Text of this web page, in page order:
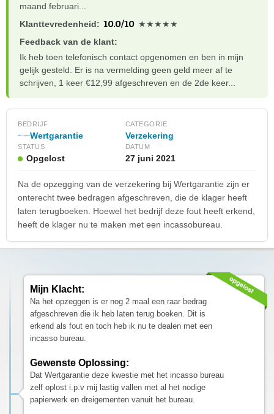
maand februari...
Klanttevredenheid: 10.0/10 ★★★★★
Feedback van de klant:
Ik heb toen telefonisch contact opgenomen en ben in mijn
gelijk gesteld. Er is na vermelding geen geld meer af te
schrijven, 1 keer €12,99 afgeschreven en de 2de keer...
BEDRIJF
Wertgarantie
CATEGORIE
Verzekering
STATUS
Opgelost
DATUM
27 juni 2021
Na de opzegging van de verzekering bij Wertgarantie zijn er
onterecht twee bedragen afgeschreven, die de klager heeft
laten terugboeken. Hoewel het bedrijf deze fout heeft erkend,
heeft de klager nu te maken met een incassobureau.
Mijn Klacht:
Na het opzeggen is er nog 2 maal een raar bedrag
afgeschreven die ik heb laten terug boeken. Dit is
erkend als fout en toch heb ik nu te dealen met een
incasso bureau.
Gewenste Oplossing:
Dat Wertgarantie deze kwestie met het incasso bureau
zelf oplost i.p.v mij lastig vallen met al het nodige
papierwerk en dreigementen vanuit het bureau.